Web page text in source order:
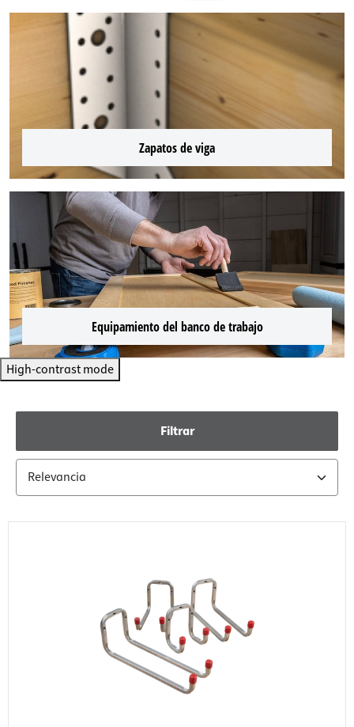
Zapatos de viga
Equipamiento del banco de trabajo
High-contrast mode
Filtrar